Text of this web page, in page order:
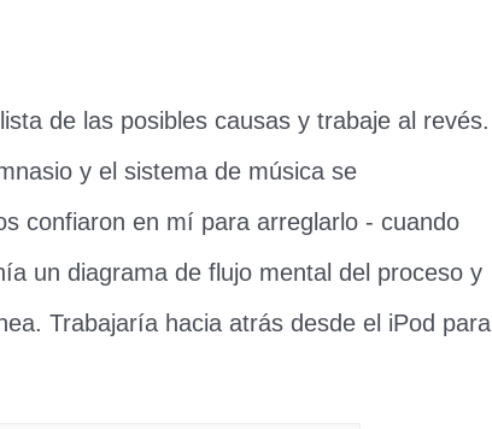
de las posibles causas y trabaje al revés.
y el sistema de música se
confiaron en mí para arreglarlo - cuando
un diagrama de flujo mental del proceso y
Trabajaría hacia atrás desde el iPod para